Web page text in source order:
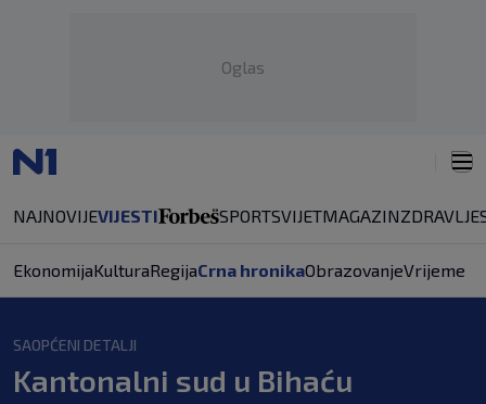
Oglas
NAJNOVIJEVIJESTI SPORTSVIJETMAGAZINZDRAVLJE
EkonomijaKulturaRegijaCrna hronikaObrazovanjeVrijeme
SAOPĆENI DETALJI
Kantonalni sud u Bihaću